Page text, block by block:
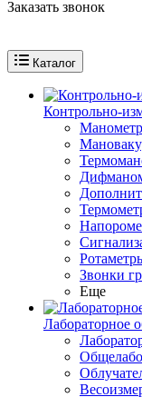
Заказать звонок
Каталог
Контрольно-
Звонки
Еще
Лабораторное